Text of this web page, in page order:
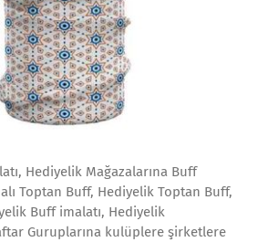
Hediyelik Mağazalarına Buff
Toptan Buff, Hediyelik Toptan Buff,
Buff imalatı, Hediyelik
Guruplarına kulüplere şirketlere